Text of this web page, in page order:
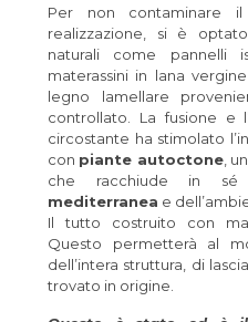
Per non contaminare
realizzazione, si è
naturali come pannelli
materassini in lana
legno lamellare
controllato. La fusione e
circostante ha stimolato
con piante autoctone, un
che racchiude in
mediterranea e
Il tutto costruito con
Questo permetterà al
dell’intera struttura, di
trovato in origine.